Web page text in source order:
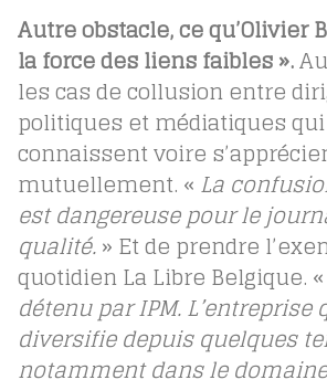
Autre obstacle, ce qu’Olivier
la force des liens faibles ».
les cas de collusion entre
politiques et médiatiques
connaissent voire
mutuellement. « La
est dangereuse pour le
qualité.» Et de prendre
quotidien La Libre Belgique. «
détenu par IPM. L’entreprise
diversifie depuis quelques
notamment dans le